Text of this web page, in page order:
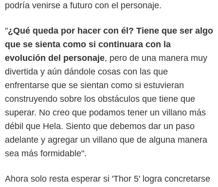
podría venirse a futuro con el personaje.
"¿Qué queda por hacer con él? Tiene que ser algo
que se sienta como si continuara con la
evolución del personaje, pero de una manera muy
divertida y aún dándole cosas con las que
enfrentarse que se sientan como si estuvieran
construyendo sobre los obstáculos que tiene que
superar. No creo que podamos tener un villano más
débil que Hela. Siento que debemos dar un paso
adelante y agregar un villano que de alguna manera
sea más formidable".
Ahora solo resta esperar si 'Thor 5' logra concretarse